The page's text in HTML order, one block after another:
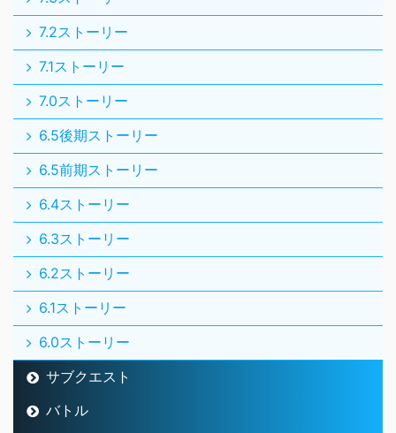
7.2ストーリー
7.1ストーリー
7.0ストーリー
6.5後期ストーリー
6.5前期ストーリー
6.4ストーリー
6.3ストーリー
6.2ストーリー
6.1ストーリー
6.0ストーリー
サブクエスト
バトル